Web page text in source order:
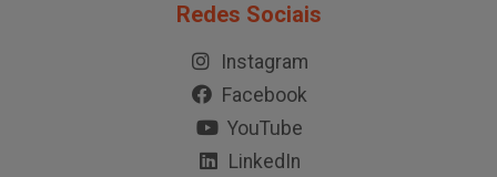
Redes Sociais
Instagram
Facebook
YouTube
LinkedIn